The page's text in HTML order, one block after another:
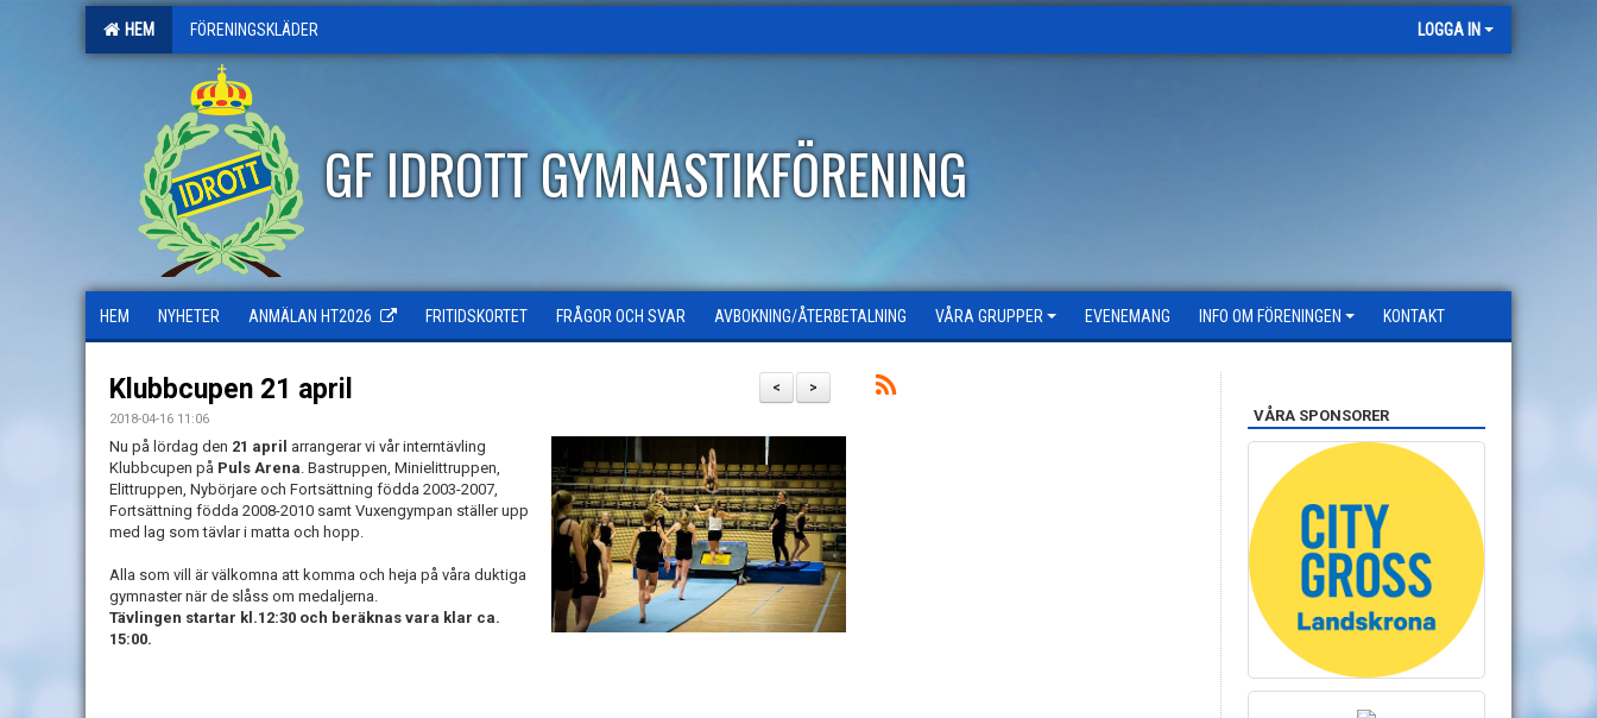
HEM FÖRENINGSKLÄDER LOGGA IN
GF IDROTT GYMNASTIKFÖRENING
HEM NYHETER ANMÄLAN HT2026 FRITIDSKORTET FRÅGOR OCH SVAR AVBOKNING/ÅTERBETALNING VÅRA GRUPPER EVENEMANG INFO OM FÖRENINGEN KONTAKT
>
<
Klubbcupen 21 april
2018-04-16 11:06
Nu på lördag den 21 april arrangerar vi vår interntävling
Klubbcupen på Puls Arena. Bastruppen, Minielittruppen,
Elittruppen, Nybörjare och Fortsättning födda 2003-2007,
Fortsättning födda 2008-2010 samt Vuxengympan ställer upp
med lag som tävlar i matta och hopp.
Alla som vill är välkomna att komma och heja på våra duktiga
gymnaster när de slåss om medaljerna.
Tävlingen startar kl.12:30 och beräknas vara klar ca.
15:00.
VÅRA SPONSORER